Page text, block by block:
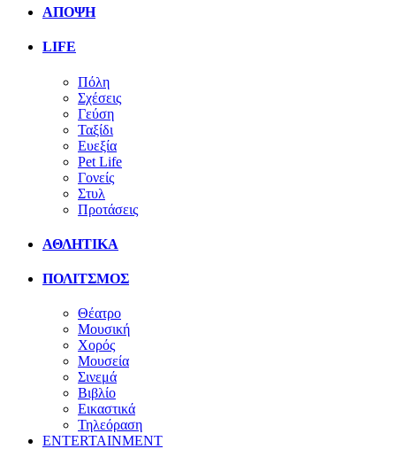
ΑΠΟΨΗ
LIFE
Πόλη
Σχέσεις
Γεύση
Ταξίδι
Ευεξία
Pet Life
Γονείς
Στυλ
Προτάσεις
ΑΘΛΗΤΙΚΑ
ΠΟΛΙΤΣΜΟΣ
Θέατρο
Μουσική
Χορός
Μουσεία
Σινεμά
Βιβλίο
Εικαστικά
Τηλεόραση
ENTERTAINMENT